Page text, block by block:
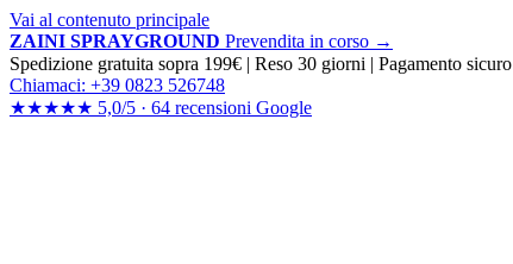
Vai al contenuto principale
ZAINI SPRAYGROUND Prevendita in corso →
Spedizione gratuita sopra 199€ | Reso 30 giorni | Pagamento sicuro
Chiamaci: +39 0823 526748
★★★★★ 5,0/5 · 64 recensioni Google